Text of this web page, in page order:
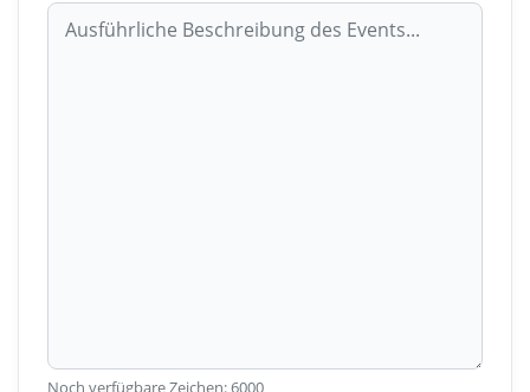
Noch verfügbare Zeichen:6000